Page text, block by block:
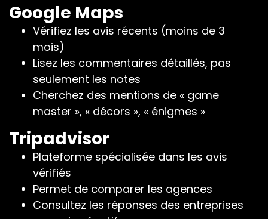
Google Maps
Vérifiez les avis récents (moins de 3
mois)
Lisez les commentaires détaillés, pas
seulement les notes
Cherchez des mentions de « game
master », « décors », « énigmes »
Tripadvisor
Plateforme spécialisée dans les avis
vérifiés
Permet de comparer les agences
Consultez les réponses des entreprises